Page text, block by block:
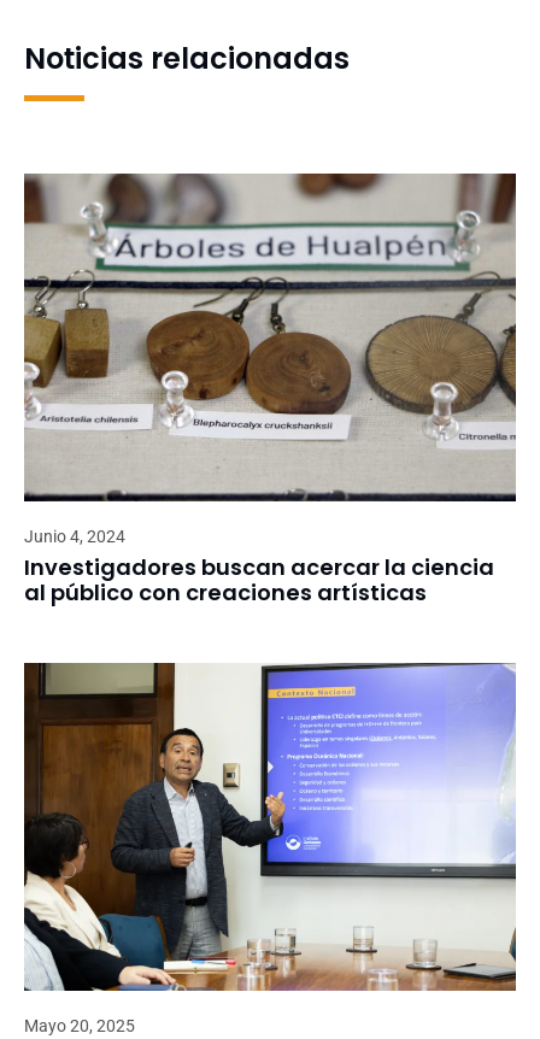
Noticias relacionadas
Junio 4, 2024
Investigadores buscan acercar la ciencia
al público con creaciones artísticas
Mayo 20, 2025